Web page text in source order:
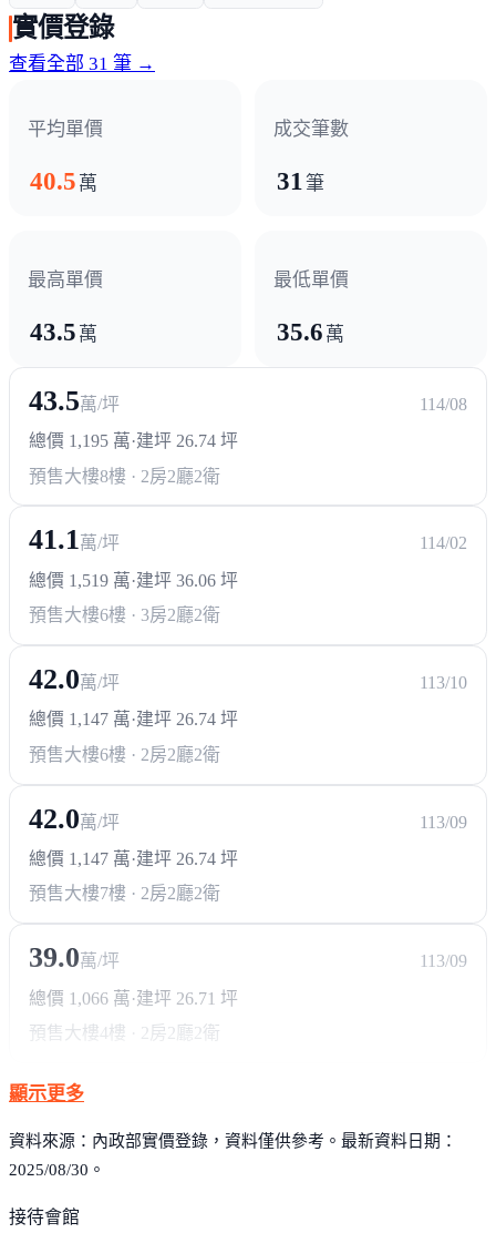
實價登錄
查看全部 31 筆 →
平均單價
40.5 萬
成交筆數
31 筆
最高單價
43.5 萬
最低單價
35.6 萬
43.5萬/坪
114/08
總價 1,195 萬·建坪 26.74 坪
預售大樓8樓 · 2房2廳2衛
41.1萬/坪
114/02
總價 1,519 萬·建坪 36.06 坪
預售大樓6樓 · 3房2廳2衛
42.0萬/坪
113/10
總價 1,147 萬·建坪 26.74 坪
預售大樓6樓 · 2房2廳2衛
42.0萬/坪
113/09
總價 1,147 萬·建坪 26.74 坪
預售大樓7樓 · 2房2廳2衛
39.0萬/坪
113/09
總價 1,066 萬 ·建坪 26.71 坪
預售大樓4樓 · 2房2廳2衛
顯示更多
資料來源：內政部實價登錄，資料僅供參考。最新資料日期：
2025/08/30。
接待會館